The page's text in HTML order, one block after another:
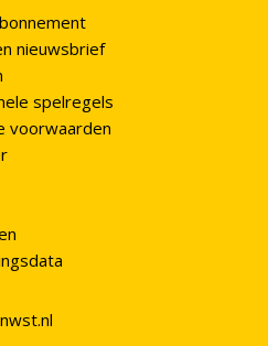
nieuwsbrief
spelregels
voorwaarden